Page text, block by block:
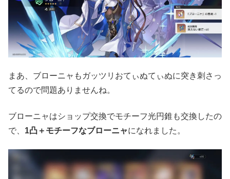
まあ、ブローニャもガッツリおてぃぬてぃぬに突き刺さっ
てるので問題ありませんね。
ブローニャはショップ交換でモチーフ光円錐も交換したの
で、 1凸＋モチーフなブローニャになれました。